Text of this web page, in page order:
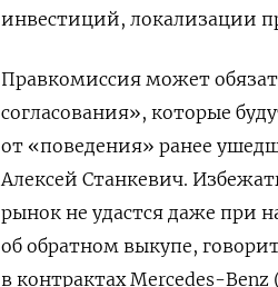
инвестиций, локализации
Правкомиссия может
согласования», которые
от «поведения» ранее
Алексей Станкевич.
рынок не удастся даже при
об обратном выкупе,
в контрактах Mercedes-